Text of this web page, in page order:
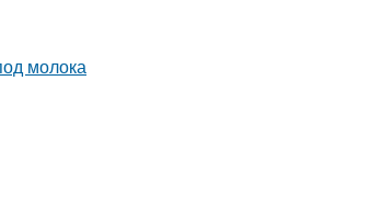
молока